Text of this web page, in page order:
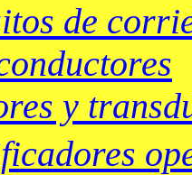
de
y